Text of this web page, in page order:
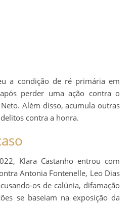
a condição de ré primária em
perder uma ação contra o
Além disso, acumula outras
contra a honra.
Klara Castanho entrou com
Antonia Fontenelle, Leo Dias
os de calúnia, difamação
se baseiam na exposição da